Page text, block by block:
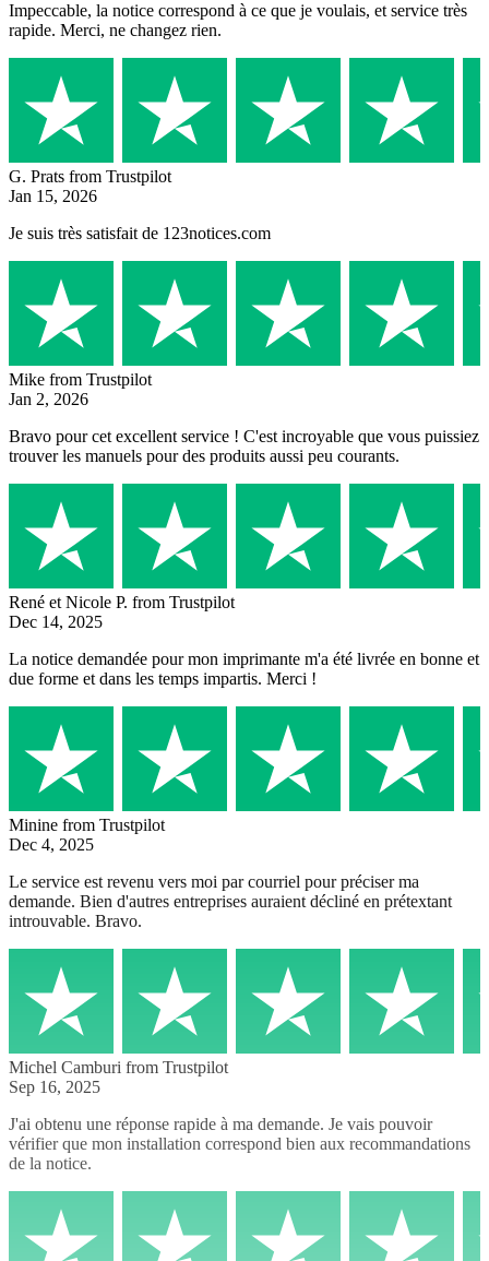
Impeccable, la notice correspond à ce que je voulais, et service très
rapide. Merci, ne changez rien.
G. Prats from Trustpilot
Jan 15, 2026
Je suis très satisfait de 123notices.com
Mike from Trustpilot
Jan 2, 2026
Bravo pour cet excellent service ! C'est incroyable que vous puissiez
trouver les manuels pour des produits aussi peu courants.
René et Nicole P. from Trustpilot
Dec 14, 2025
La notice demandée pour mon imprimante m'a été livrée en bonne et
due forme et dans les temps impartis. Merci !
Minine from Trustpilot
Dec 4, 2025
Le service est revenu vers moi par courriel pour préciser ma
demande. Bien d'autres entreprises auraient décliné en prétextant
introuvable. Bravo.
Michel Camburi from Trustpilot
Sep 16, 2025
J'ai obtenu une réponse rapide à ma demande. Je vais pouvoir
vérifier que mon installation correspond bien aux recommandations
de la notice.